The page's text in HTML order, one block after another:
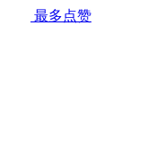
最多点赞